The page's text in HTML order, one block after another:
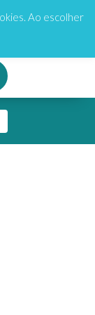
Ao escolher